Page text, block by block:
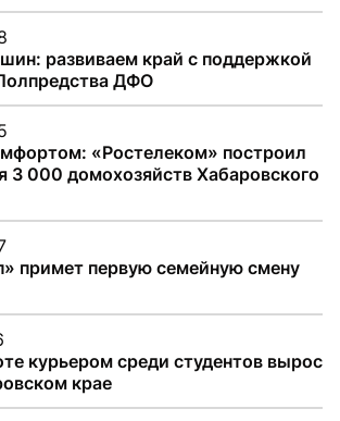
развиваем край с поддержкой
ДФО
«Ростелеком» построил
3 000 домохозяйств Хабаровского
примет первую семейную смену
курьером среди студентов вырос
крае